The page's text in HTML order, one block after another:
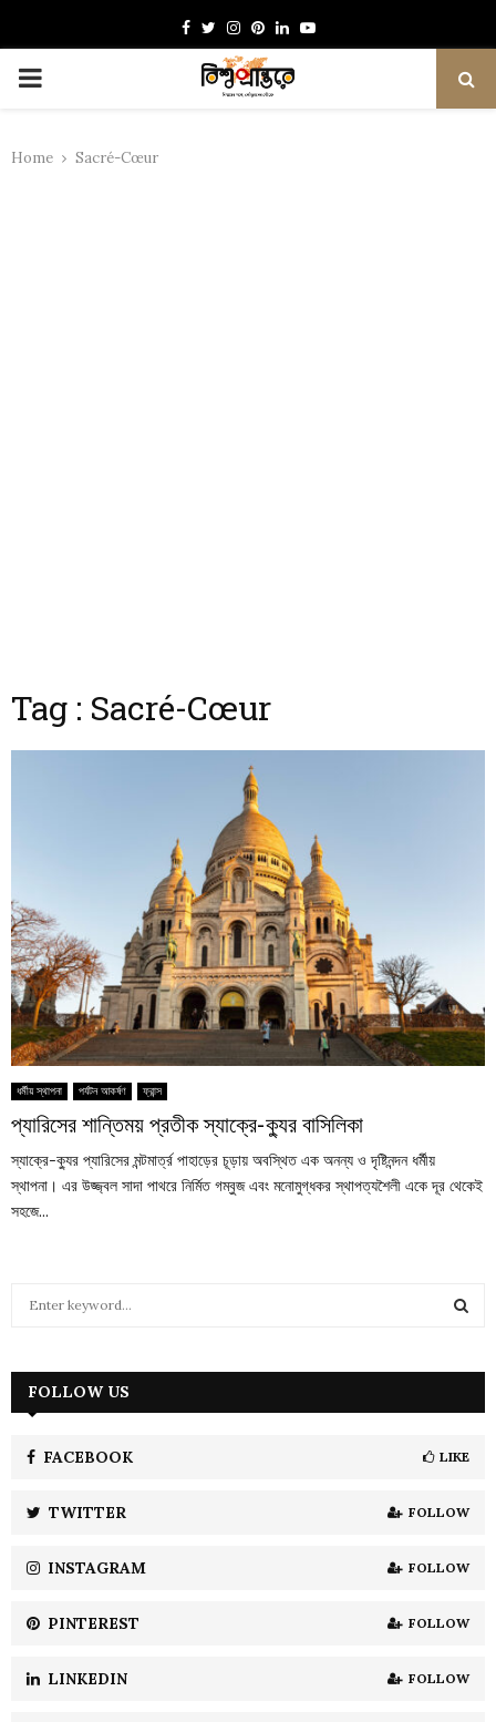
Facebook
TwitterInstagram
Pinterest
LinkedinYoutube
PRIMARY
Home Sacré-Cœur
Tag : Sacré-Cœur
ধর্মীয় স্থাপনা পর্যটন আকর্ষণ ফ্রান্স
প্যারিসের শান্তিময় প্রতীক স্যাক্রে-ক্যুর বাসিলিকা
স্যাক্রে-ক্যুর প্যারিসের মন্টমার্ত্র পাহাড়ের চূড়ায় অবস্থিত এক অনন্য ও দৃষ্টিনন্দন ধর্মীয়
স্থাপনা। এর উজ্জ্বল সাদা পাথরে নির্মিত গম্বুজ এবং মনোমুগ্ধকর স্থাপত্যশৈলী একে দূর থেকেই
সহজে...
h
H
FOLLOW US
FACEBOOK LIKE
TWITTER FOLLOW
INSTAGRAM FOLLOW
PINTEREST FOLLOW
LINKEDIN FOLLOW